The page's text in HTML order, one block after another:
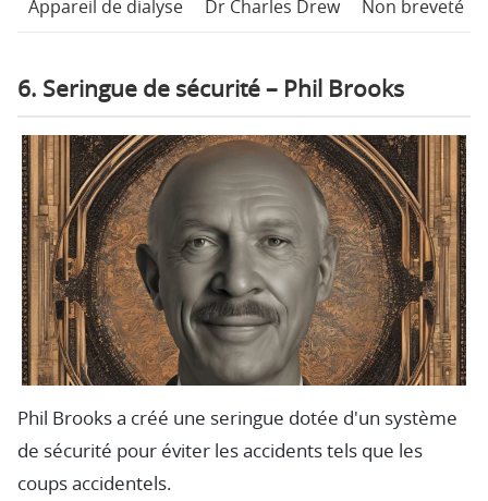
Appareil de dialyse Dr Charles Drew Non breveté
6. Seringue de sécurité – Phil Brooks
Phil Brooks a créé une seringue dotée d'un système
de sécurité pour éviter les accidents tels que les
coups accidentels.